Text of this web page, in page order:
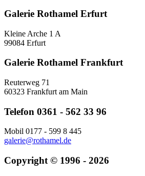
Galerie Rothamel Erfurt
Kleine Arche 1 A
99084 Erfurt
Galerie Rothamel Frankfurt
Reuterweg 71
60323 Frankfurt am Main
Telefon 0361 - 562 33 96
Mobil 0177 - 599 8 445
galerie@rothamel.de
Copyright © 1996 - 2026